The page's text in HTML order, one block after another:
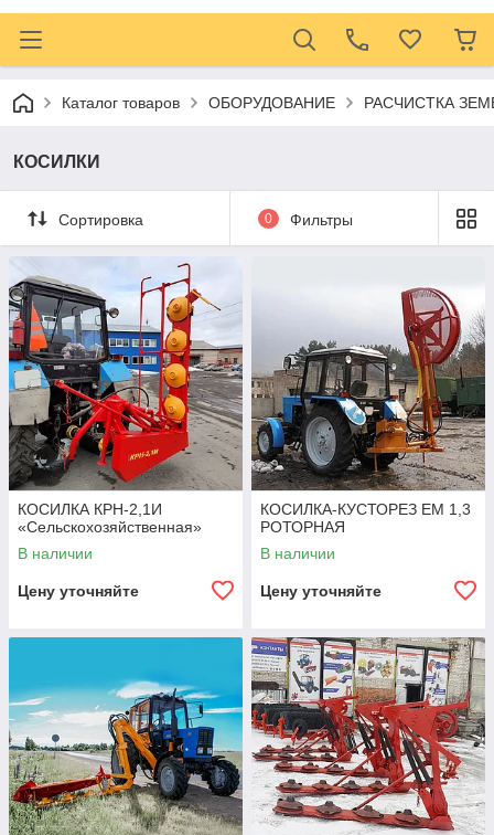
Каталог товаров ОБОРУДОВАНИЕ РАСЧИСТКА
КОСИЛКИ
Сортировка 0 Фильтры
КОСИЛКА КРН-2,1И
«Сельскохозяйственная»
В наличии
Цену уточняйте
КОСИЛКА-КУСТОРЕЗ ЕМ 1,3
РОТОРНАЯ
В наличии
Цену уточняйте